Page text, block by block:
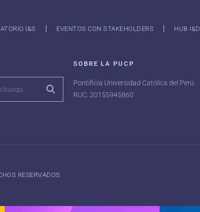
I&S EVENTOS CON STAKEHOLDERS HUB I&D
SOBRE LA PUCP
Pontificia Universidad Católica del Perú
RUC: 20155945860
RESERVADOS